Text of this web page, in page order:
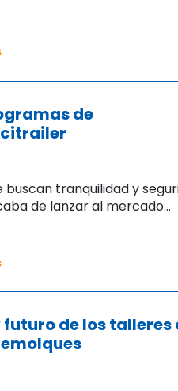
de
tranquilidad y
de lanzar al mercado...
de los talleres